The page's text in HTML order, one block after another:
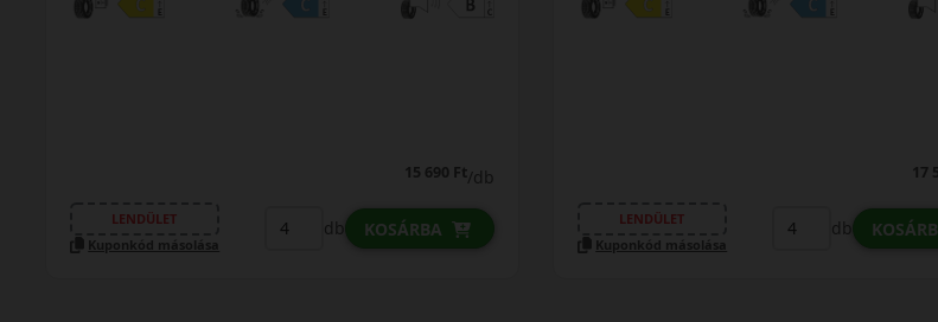
18 190 Ft/db
LENDÜLET
Kuponkód másolása
db KOSÁRBA
19
LENDÜLET
Kuponkód másolása
db